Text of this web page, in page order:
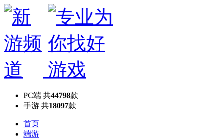
PC端 共44798款
手游 共18097款
首页
端游